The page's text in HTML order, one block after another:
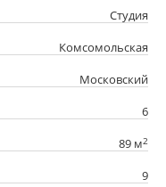
Студия
Комсомольская
Московский
6
89 м2
9